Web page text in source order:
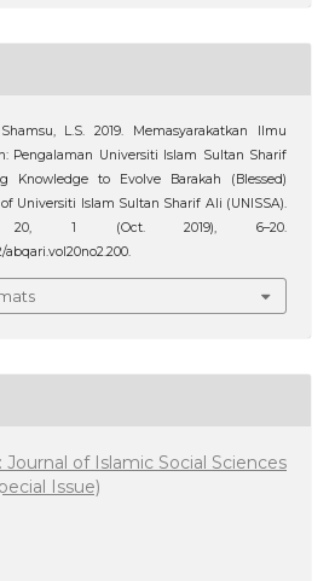
L.S. 2019. Memasyarakatkan Ilmu
Pengalaman Universiti Islam Sultan Sharif
Knowledge to Evolve Barakah (Blessed)
Universiti Islam Sultan Sharif Ali (UNISSA).
1 (Oct. 2019), 6–20.
abqari.vol20no2.200.
Journal of Islamic Social Sciences
Issue)